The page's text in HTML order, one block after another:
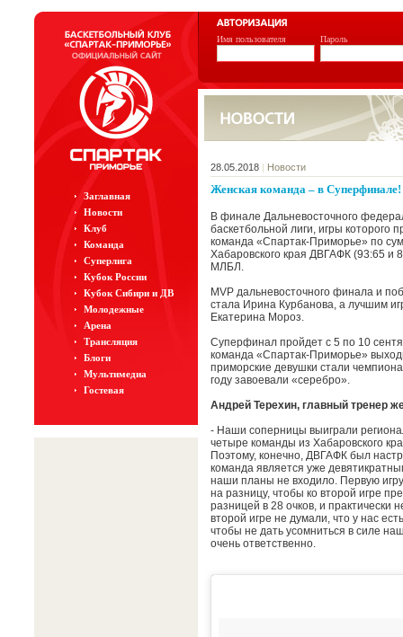
Имя пользователя Пароль
Заглавная
Новости
Клуб
Команда
Суперлига
Кубок России
Кубок Сибири и ДВ
Молодежные
Арена
Трансляция
Блоги
Мультимедиа
Гостевая
28.05.2018 | Новости
Женская команда – в Суперфинале!
В финале Дальневосточного
баскетбольной лиги, игры которого
команда «Спартак-Приморье» по
Хабаровского края ДВГАФК (93:65 и
МЛБЛ.
MVP дальневосточного финала и
стала Ирина Курбанова, а лучшим
Екатерина Мороз.
Суперфинал пройдет с 5 по 10
команда «Спартак-Приморье»
приморские девушки стали
году завоевали «серебро».
Андрей Терехин, главный тренер
- Наши соперницы выиграли
четыре команды из Хабаровского
Поэтому, конечно, ДВГАФК был
команда является уже
наши планы не входило. Первую
на разницу, чтобы ко второй игре
разницей в 28 очков, и практически
второй игре не думали, что у нас
чтобы не дать усомниться в силе
очень ответственно.